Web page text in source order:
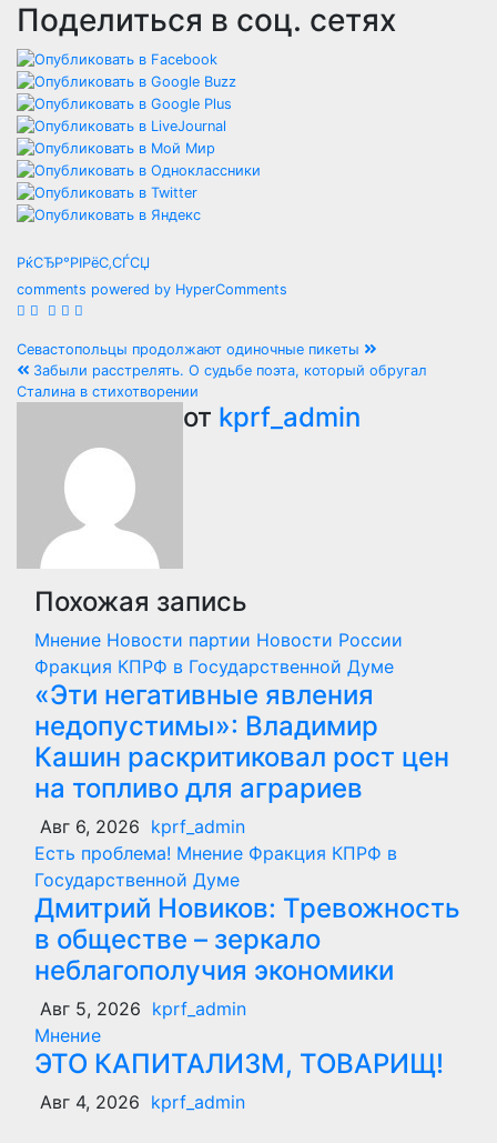
Поделиться в соц. сетях
РќСЂР°РІРёС‚СЃСЏ
comments powered by HyperComments
Навигация
по
записям
Севастопольцы продолжают одиночные пикеты
Забыли расстрелять. О судьбе поэта, который обругал
Сталина в стихотворении
от kprf_admin
Похожая запись
Мнение Новости партии Новости России
Фракция КПРФ в Государственной Думе
«Эти негативные явления
недопустимы»: Владимир
Кашин раскритиковал рост цен
на топливо для аграриев
Авг 6, 2026 kprf_admin
Есть проблема! Мнение Фракция КПРФ в
Государственной Думе
Дмитрий Новиков: Тревожность
в обществе – зеркало
неблагополучия экономики
Авг 5, 2026 kprf_admin
Мнение
ЭТО КАПИТАЛИЗМ, ТОВАРИЩ!
Авг 4, 2026 kprf_admin